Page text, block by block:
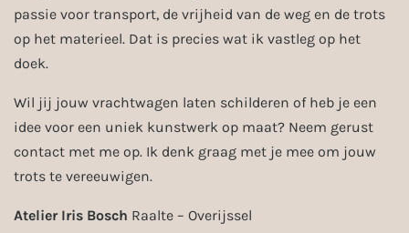
passie voor transport, de vrijheid van de weg en de trots
op het materieel. Dat is precies wat ik vastleg op het
doek.
Wil jij jouw vrachtwagen laten schilderen of heb je een
idee voor een uniek kunstwerk op maat? Neem gerust
contact met me op. Ik denk graag met je mee om jouw
trots te vereeuwigen.
Atelier Iris Bosch Raalte – Overijssel